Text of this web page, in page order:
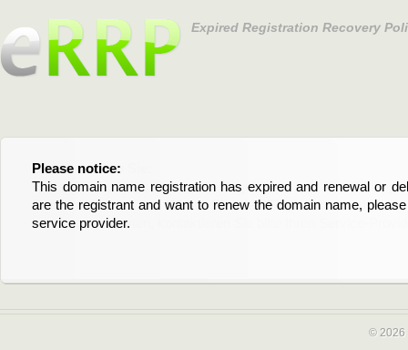
Expired Registration Recovery
Please notice:
This domain name registration has expired and renewal or
are the registrant and want to renew the domain name,
service provider.
Bitte beachten Sie:
Diese Domainregistrierung ist abgelaufen und die
Domain stehen an. Wenn Sie der Registrant sind und
verlängern möchten, kontaktieren Sie bitte Ihren Service-
© 2026